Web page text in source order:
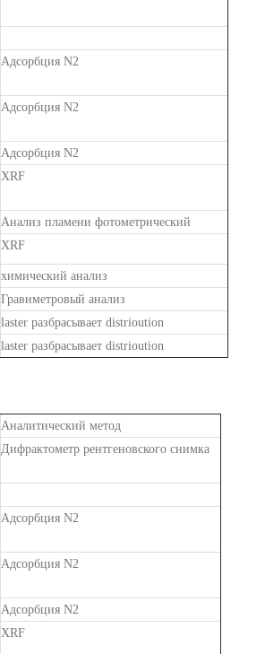
Адсорбция N2
Адсорбция N2
Адсорбция N2
XRF
Анализ пламени фотометрический
XRF
химический анализ
Гравиметровый анализ
laster разбрасывает distrioution
laster разбрасывает distrioution
Аналитический метод
Дифрактометр рентгеновского снимка
Адсорбция N2
Адсорбция N2
Адсорбция N2
XRF